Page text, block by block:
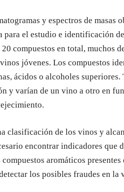
y espectros de masas
para el estudio e identificación
compuestos en total, muchos
jóvenes. Los compuestos
ácidos o alcoholes
y varían de un vino a otro en
clasificación de los vinos y
encontrar indicadores que
aromáticos presentes
los posibles fraudes en